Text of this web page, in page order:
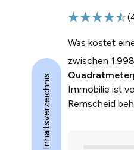
(
Was kostet
zwischen
Immobilie ist
Remscheid
Inhaltsverzeichnis